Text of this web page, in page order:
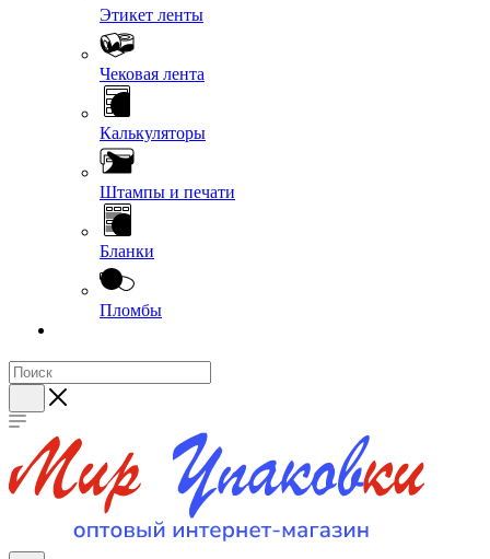
Этикет ленты
Чековая лента
Калькуляторы
Штампы и печати
Бланки
Пломбы